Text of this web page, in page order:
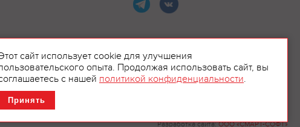
Разработка сайта:ООО «СМАРТ-СОФТ»
рекламой.
сайт использует cookie для улучшения
опыта. Продолжая использовать сайт, вы
с нашей политикой конфиденциальности.
Принять